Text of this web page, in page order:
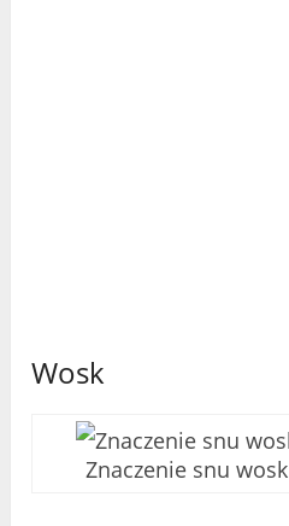
Wosk
Znaczenie snu wosk